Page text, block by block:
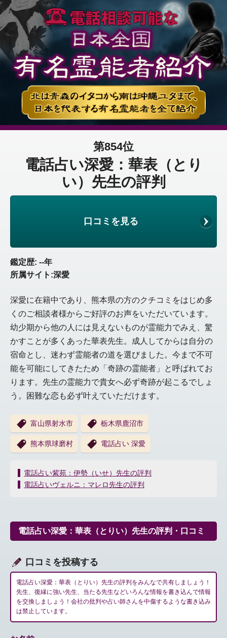
第854位
電話占い深愛：華表（とり
い）先生の評判
口コミを見る
鑑定歴: --年
所属サイト:深愛
深愛に在籍中であり、熊本県の方のクチコミをはじめ多
くのご相談者様からご好評のお声をいただいています。
幼少期から他の人には見えないものが霊能力でみえ、 驚
かすことが多くあった華表先生。
成人してからは自分の
宿命とし、迷わず霊能者の道を選びました。 今まで不可
能を可能にしてきたため「奇跡の霊能者」
と呼ばれてお
ります。先生の霊能力で貴女へ必ず奇跡が起こるでしょ
う。
困難な恋も必ず叶えていただけます。
富山県射水市 栃木県鹿沼市
熊本県球磨村 電話占い 深愛
投
稿
ー
シ
ン
電話占い紫苑：伊勢（いせ）先生の評判
電話占いヴェルニ：マレロ先生の評判
電話占い深愛：華表（とりい）先生の評判・口コミ
口コミを投稿する
電話占い深愛：華表（とりい）先生の評判をみんなで共有しましょう！
先生、復縁に強い先生、当たる先生などいろんな情報を書き込んで情報
を交換しましょう！会社の批判や占い師さんを中傷するような書き込み
は禁止しています。